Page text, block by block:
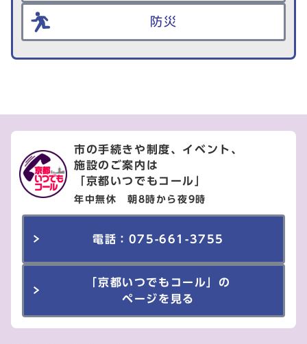
防災
市の手続きや制度、イベント、
施設のご案内は
「京都いつでもコール」
年中無休 朝8時から夜9時
電話：075-661-3755
「京都いつでもコール」の
ページを見る